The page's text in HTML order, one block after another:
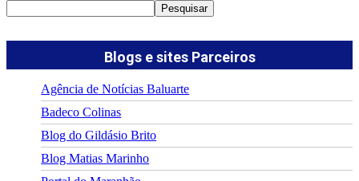
Pesquisar
Blogs e sites Parceiros
Agência de Notícias Baluarte
Badeco Colinas
Blog do Gildásio Brito
Blog Matias Marinho